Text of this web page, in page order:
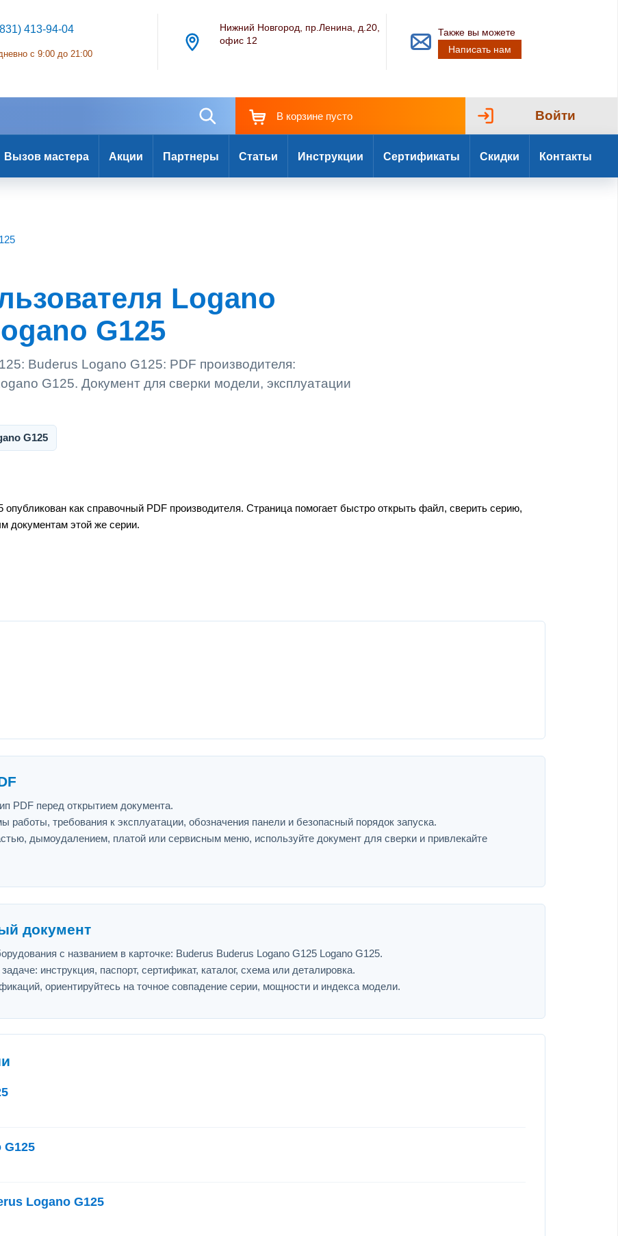
413-94-04
с 9:00 до 21:00
Нижний Новгород, пр.Ленина, д.20,
офис 12
Также вы можете
Написать нам
В корзине пусто Войти
Вызов мастера Акции Партнеры Статьи Инструкции Сертификаты Скидки Контакты
Logano
G125
Buderus Logano G125: PDF производителя:
G125. Документ для сверки модели, эксплуатации
G125
опубликован как справочный PDF производителя. Страница помогает быстро открыть файл, сверить серию,
документам этой же серии.
PDF перед открытием документа.
работы, требования к эксплуатации, обозначения панели и безопасный порядок запуска.
дымоудалением, платой или сервисным меню, используйте документ для сверки и привлекайте
документ
с названием в карточке: Buderus Buderus Logano G125 Logano G125.
инструкция, паспорт, сертификат, каталог, схема или деталировка.
ориентируйтесь на точное совпадение серии, мощности и индекса модели.
Logano G125